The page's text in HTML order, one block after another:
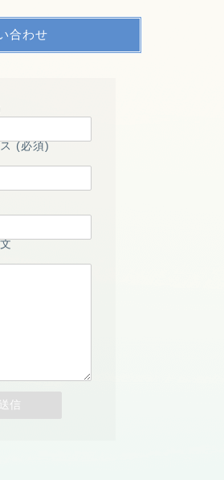
合わせ
(必須)